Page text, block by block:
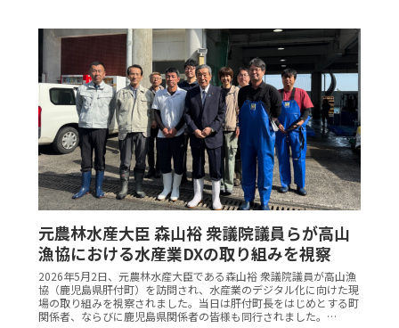
元農林水産大臣 森山裕 衆議院議員らが高山
漁協における水産業DXの取り組みを視察
2026年5月2日、元農林水産大臣である森山裕 衆議院議員が高山漁
協（鹿児島県肝付町）を訪問され、水産業のデジタル化に向けた現
場の取り組みを視察されました。当日は肝付町長をはじめとする町
関係者、ならびに鹿児島県関係者の皆様も同行されました。…